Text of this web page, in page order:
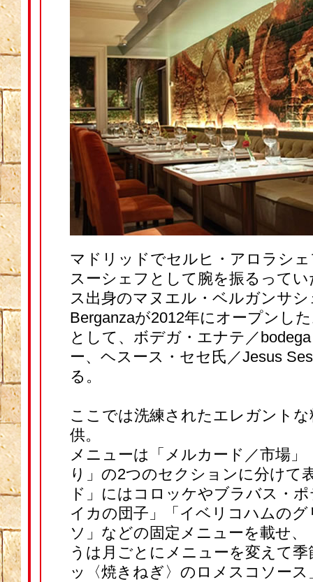
マドリッドでセルヒ・アロラシ
スーシェフとして腕を振るって
ス出身のマヌエル・ベルガンサシ
Berganzaが2012年にオープンし
として、ボデガ・エナテ／
ー、ヘスース・セセ氏／Jesus
る。
ここでは洗練されたエレガント
供。
メニューは「メルカード／市場
り」の2つのセクションに分けて
ド」にはコロッケやブラバス・
イカの団子」「イベリコハムの
ソ」などの固定メニューを載せ
うは月ごとにメニューを変えて
ッ〈焼きねぎ〉のロメスコソー